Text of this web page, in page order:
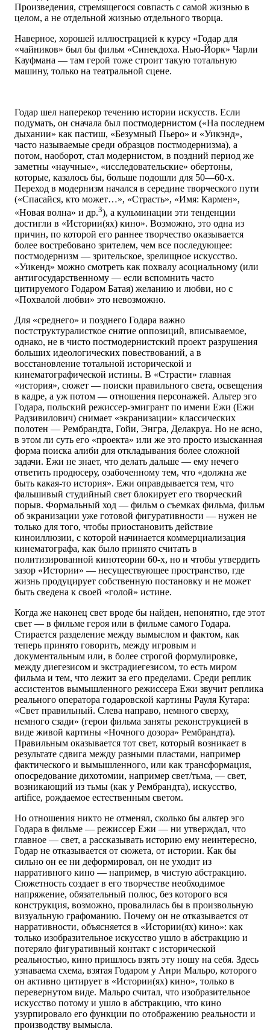
Произведения, стремящегося совпасть с самой жизнью в
целом, а не отдельной жизнью отдельного творца.
Наверное, хорошей иллюстрацией к курсу «Годар для
«чайников» был бы фильм «Синекдоха. Нью-Йорк» Чарли
Кауфмана — там герой тоже строит такую тотальную
машину, только на театральной сцене.
Годар шел наперекор течению истории искусств. Если
подумать, он сначала был постмодернистом («На последнем
дыхании» как пастиш, «Безумный Пьеро» и «Уикэнд»,
часто называемые среди образцов постмодернизма), а
потом, наоборот, стал модернистом, в поздний период же
заметны «научные», «исследовательские» обертоны,
которые, казалось бы, больше подошли для 50—60-х.
Переход в модернизм начался в середине творческого пути
(«Спасайся, кто может…», «Страсть», «Имя: Кармен»,
«Новая волна» и др.3), а кульминации эти тенденции
достигли в «Истории(ях) кино». Возможно, это одна из
причин, по которой его раннее творчество оказывается
более востребовано зрителем, чем все последующее:
постмодернизм — зрительское, зрелищное искусство.
«Уикенд» можно смотреть как похвалу асоциальному (или
антигосударственному — если вспомнить часто
цитируемого Годаром Батая) желанию и любви, но с
«Похвалой любви» это невозможно.
Для «среднего» и позднего Годара важно
постструктуралисткое снятие оппозиций, вписываемое,
однако, не в чисто постмодернистский проект разрушения
больших идеологических повествований, а в
восстановление тотальной исторической и
кинематографической истины. В «Страсти» главная
«история», сюжет — поиски правильного света, освещения
в кадре, а уж потом — отношения персонажей. Альтер эго
Годара, польский режиссер-эмигрант по имени Ежи (Ежи
Радзивилович) снимает «экранизации» классических
полотен — Рембрандта, Гойи, Энгра, Делакруа. Но не ясно,
в этом ли суть его «проекта» или же это просто изысканная
форма поиска алиби для откладывания более сложной
задачи. Ежи не знает, что делать дальше — ему нечего
ответить продюсеру, озабоченному тем, что «должна же
быть какая-то история». Ежи оправдывается тем, что
фальшивый студийный свет блокирует его творческий
порыв. Формальный ход — фильм о съемках фильма, фильм
об экранизации уже готовой фигуративности — нужен не
только для того, чтобы приостановить действие
киноиллюзии, с которой начинается коммерциализация
кинематографа, как было принято считать в
политизированной кинотеории 60-х, но и чтобы утвердить
зазор «Истории» — несуществующее пространство, где
жизнь продуцирует собственную постановку и не может
быть сведена к своей «голой» истине.
Когда же наконец свет вроде бы найден, непонятно, где этот
свет — в фильме героя или в фильме самого Годара.
Стирается разделение между вымыслом и фактом, как
теперь принято говорить, между игровым и
документальным или, в более строгой формулировке,
между диегезисом и экстрадиегезисом, то есть миром
фильма и тем, что лежит за его пределами. Среди реплик
ассистентов вымышленного режиссера Ежи звучит реплика
реального оператора годаровской картины Рауля Кутара:
«Свет правильный. Слева направо, немного сверху,
немного сзади» (герои фильма заняты реконструкцией в
виде живой картины «Ночного дозора» Рембрандта).
Правильным оказывается тот свет, который возникает в
результате сдвига между разными пластами, например
фактического и вымышленного, или как трансформация,
опосредование дихотомии, например свет/тьма, — свет,
возникающий из тьмы (как у Рембрандта), искусство,
artifice, рождаемое естественным светом.
Но отношения никто не отменял, сколько бы альтер эго
Годара в фильме — режиссер Ежи — ни утверждал, что
главное — свет, а рассказывать историю ему неинтересно,
Годар не отказывается от сюжета, от истории. Как бы
сильно он ее ни деформировал, он не уходит из
нарративного кино — например, в чистую абстракцию.
Сюжетность создает в его творчестве необходимое
напряжение, обязательный полюс, без которого вся
конструкция, возможно, провалилась бы в произвольную
визуальную графоманию. Почему он не отказывается от
нарративности, объясняется в «Истории(ях) кино»: как
только изобразительное искусство ушло в абстракцию и
потеряло фигуративный контакт с исторической
реальностью, кино пришлось взять эту ношу на себя. Здесь
узнаваема схема, взятая Годаром у Анри Мальро, которого
он активно цитирует в «Истории(ях) кино», только в
перевернутом виде. Мальро считал, что изобразительное
искусство потому и ушло в абстракцию, что кино
узурпировало его функции по отображению реальности и
производству вымысла.